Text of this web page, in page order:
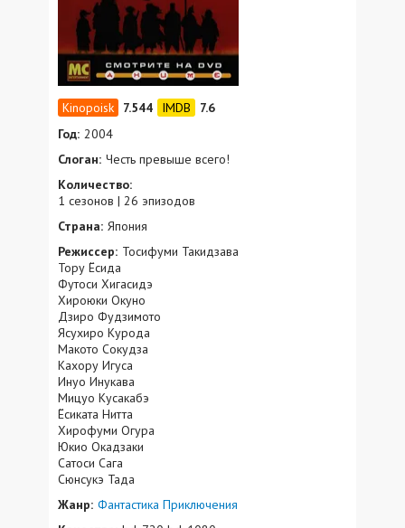
7.544
7.6
Год: 2004
Слоган: Честь превыше всего!
Количество:
1 сезонов | 26 эпизодов
Страна: Япония
Режиссер: Тосифуми Такидзава
Тору Ёсида
Футоси Хигасидэ
Хироюки Окуно
Дзиро Фудзимото
Ясухиро Курода
Макото Сокудза
Кахору Игуса
Инуо Инукава
Мицуо Кусакабэ
Ёсиката Нитта
Хирофуми Огура
Юкио Окадзаки
Сатоси Сага
Сюнсукэ Тада
Жанр: Фантастика Приключения